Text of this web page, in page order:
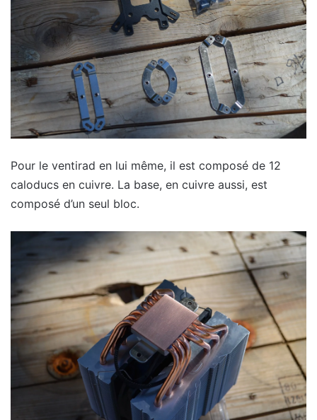
Pour le ventirad en lui même, il est composé de 12
caloducs en cuivre. La base, en cuivre aussi, est
composé d’un seul bloc.